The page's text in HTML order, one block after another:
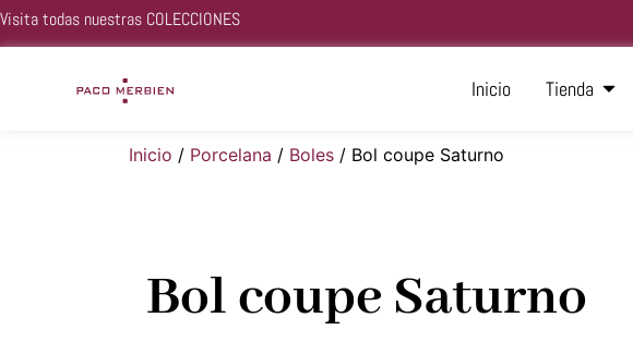
Visita todas nuestras COLECCIONES
Inicio Tienda
Inicio / Porcelana / Boles/ Bol coupe Saturno
Bol coupe Saturno